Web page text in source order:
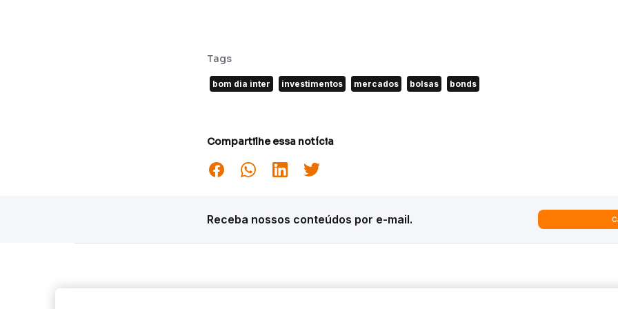
Tags
bom dia inter investimentos mercados bolsas bonds
Compartilhe essa notícia
Receba nossos conteúdos por e-mail.